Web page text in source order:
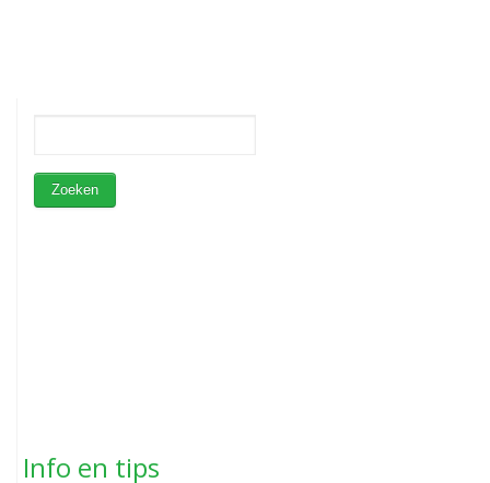
Info en tips